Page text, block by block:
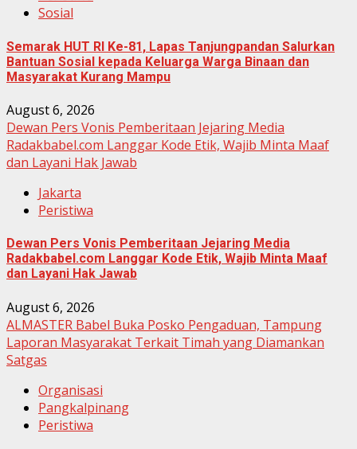
Sosial
Semarak HUT RI Ke-81, Lapas Tanjungpandan Salurkan
Bantuan Sosial kepada Keluarga Warga Binaan dan
Masyarakat Kurang Mampu
August 6, 2026
Dewan Pers Vonis Pemberitaan Jejaring Media
Radakbabel.com Langgar Kode Etik, Wajib Minta Maaf
dan Layani Hak Jawab
Jakarta
Peristiwa
Dewan Pers Vonis Pemberitaan Jejaring Media
Radakbabel.com Langgar Kode Etik, Wajib Minta Maaf
dan Layani Hak Jawab
August 6, 2026
ALMASTER Babel Buka Posko Pengaduan, Tampung
Laporan Masyarakat Terkait Timah yang Diamankan
Satgas
Organisasi
Pangkalpinang
Peristiwa